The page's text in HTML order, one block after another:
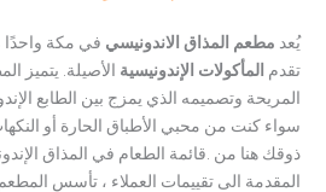
يُعد مطعم المذاق الاندونيسي في مكة واحدًا
تقدم المأكولات الإندونيسية الأصيلة. يتميز
المريحة وتصميمه الذي يمزج بين الطابع
سواء كنت من محبي الأطباق الحارة أو
ذوقك هنا من .قائمة الطعام في المذاق
المقدمة الى تقييمات العملاء ، تأسس